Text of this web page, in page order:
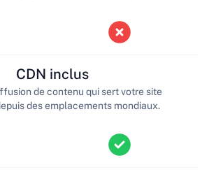
CDN inclus
de contenu qui sert votre site
des emplacements mondiaux.